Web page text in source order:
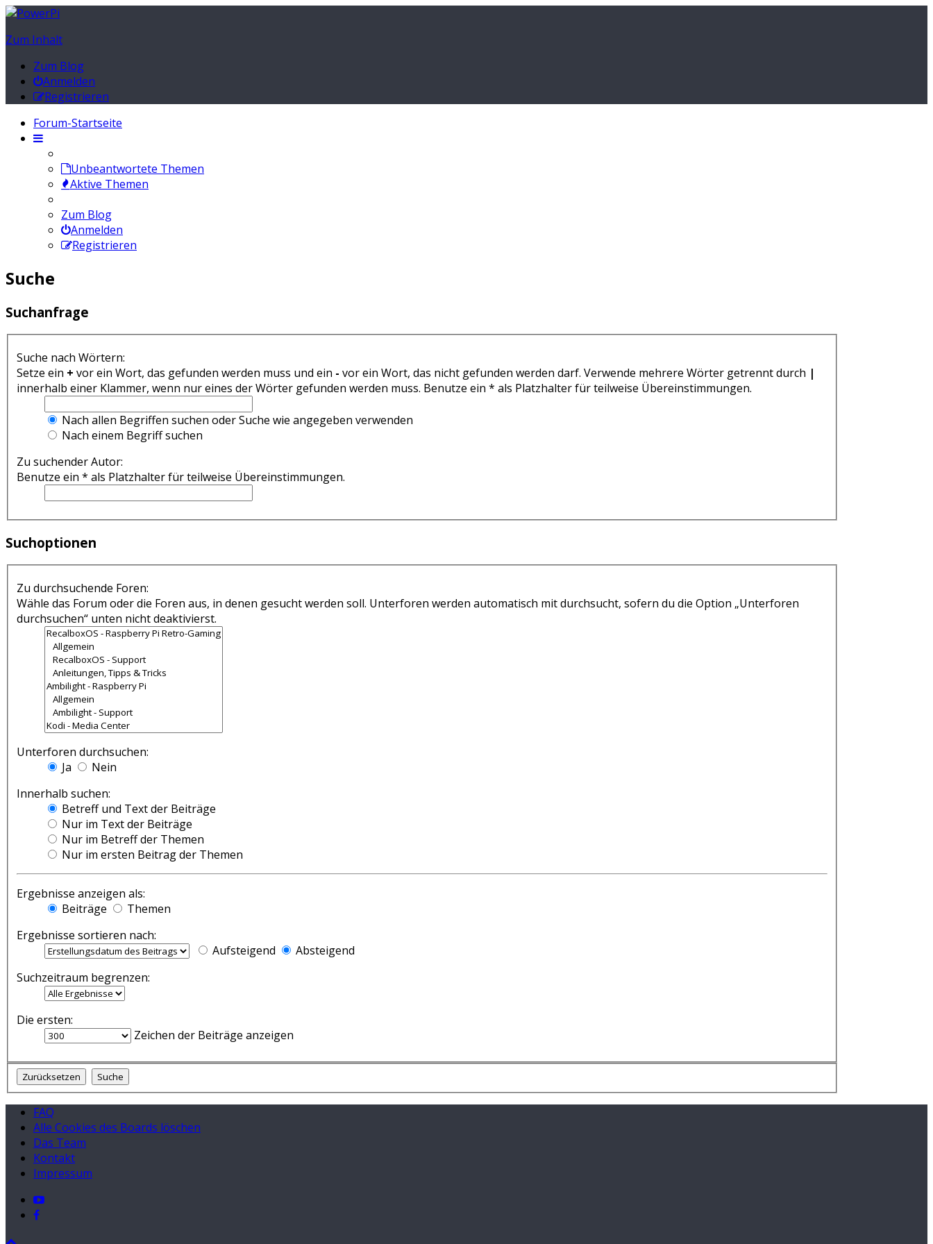
Zum Inhalt
Zum Blog
Anmelden
Registrieren
Forum-Startseite
Unbeantwortete Themen
Aktive Themen
Zum Blog
Anmelden
Registrieren
Suche
Suchanfrage
Suche nach Wörtern:
Setze ein + vor ein Wort, das gefunden werden muss und ein - vor ein Wort, das nicht gefunden werden darf. Verwende mehrere Wörter getrennt durch |
innerhalb einer Klammer, wenn nur eines der Wörter gefunden werden muss. Benutze ein * als Platzhalter für teilweise Übereinstimmungen.
Nach allen Begriffen suchen oder Suche wie angegeben verwenden
Nach einem Begriff suchen
Zu suchender Autor:
Benutze ein * als Platzhalter für teilweise Übereinstimmungen.
Suchoptionen
Zu durchsuchende Foren:
Wähle das Forum oder die Foren aus, in denen gesucht werden soll. Unterforen werden automatisch mit durchsucht, sofern du die Option „Unterforen
durchsuchen“ unten nicht deaktivierst.
Unterforen durchsuchen:
Ja
Nein
Innerhalb suchen:
Betreff und Text der Beiträge
Nur im Text der Beiträge
Nur im Betreff der Themen
Nur im ersten Beitrag der Themen
Ergebnisse anzeigen als:
Beiträge
Themen
Ergebnisse sortieren nach:
Aufsteigend
Absteigend
Suchzeitraum begrenzen:
Die ersten:
Zeichen der Beiträge anzeigen
FAQ
Alle Cookies des Boards löschen
Das Team
Kontakt
Impressum